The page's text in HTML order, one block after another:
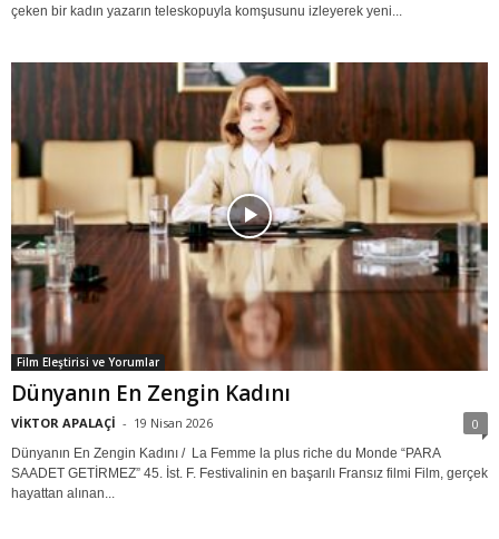
çeken bir kadın yazarın teleskopuyla komşusunu izleyerek yeni...
Film Eleştirisi ve Yorumlar
Dünyanın En Zengin Kadını
VİKTOR APALAÇİ - 19 Nisan 2026 0
Dünyanın En Zengin Kadını / La Femme la plus riche du Monde “PARA
SAADET GETİRMEZ” 45. İst. F. Festivalinin en başarılı Fransız filmi Film, gerçek
hayattan alınan...